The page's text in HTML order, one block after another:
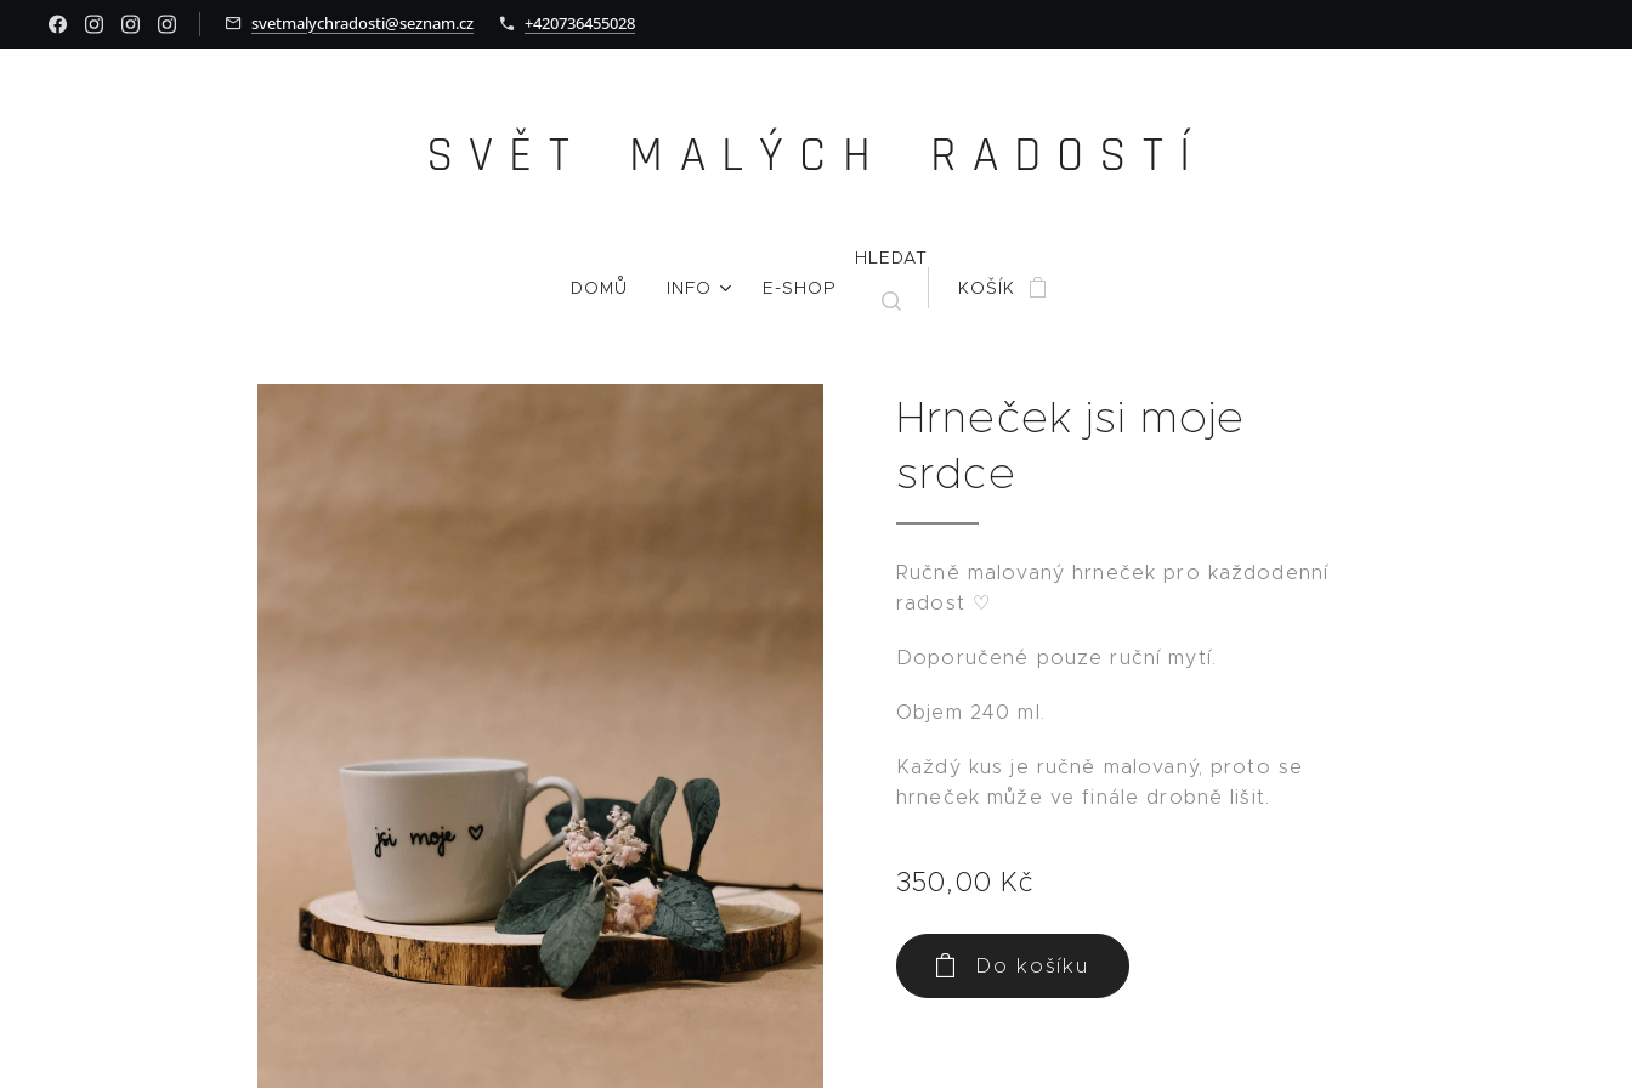
svetmalychradosti@seznam.cz +420736455028
S V Ě T M A L Ý C H R A D O S T Í
DOMŮ INFO E-SHOP
HLEDAT
KOŠÍK
Hrneček jsi moje
srdce
Ručně malovaný hrneček pro každodenní
radost ♡
Doporučené pouze ruční mytí.
Objem 240 ml.
Každý kus je ručně malovaný, proto se
hrneček může ve finále drobně lišit.
350,00 Kč
Do košíku